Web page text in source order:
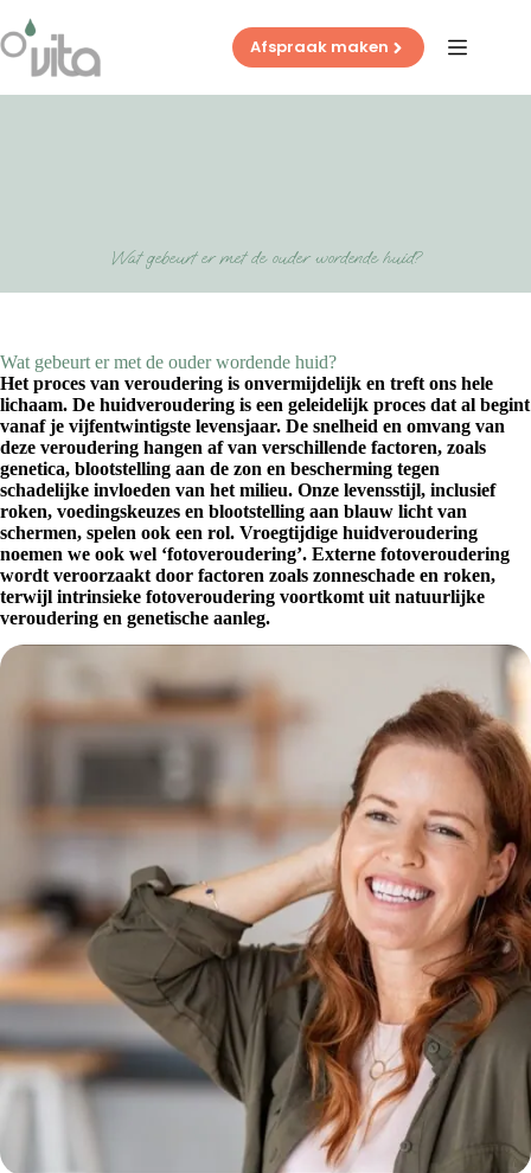
naar
de
inhoud
Afspraak maken
Wat gebeurt er met de ouder wordende huid?
Wat gebeurt er met de ouder wordende huid?
Het proces van veroudering is onvermijdelijk en treft ons hele
lichaam. De huidveroudering is een geleidelijk proces dat al begint
vanaf je vijfentwintigste levensjaar. De snelheid en omvang van
deze veroudering hangen af van verschillende factoren, zoals
genetica, blootstelling aan de zon en bescherming tegen
schadelijke invloeden van het milieu. Onze levensstijl, inclusief
roken, voedingskeuzes en blootstelling aan blauw licht van
schermen, spelen ook een rol. Vroegtijdige huidveroudering
noemen we ook wel ‘fotoveroudering’. Externe fotoveroudering
wordt veroorzaakt door factoren zoals zonneschade en roken,
terwijl intrinsieke fotoveroudering voortkomt uit natuurlijke
veroudering en genetische aanleg.